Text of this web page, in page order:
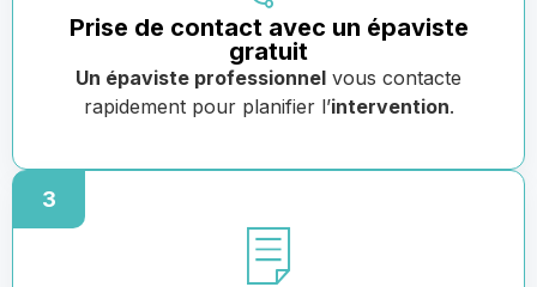
Prise de contact avec un épaviste
gratuit
Un épaviste professionnel vous contacte
rapidement pour planifier l’intervention.
3